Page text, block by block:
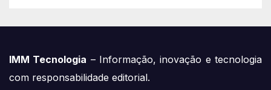
IMM Tecnologia – Informação, inovação e tecnologia
com responsabilidade editorial.